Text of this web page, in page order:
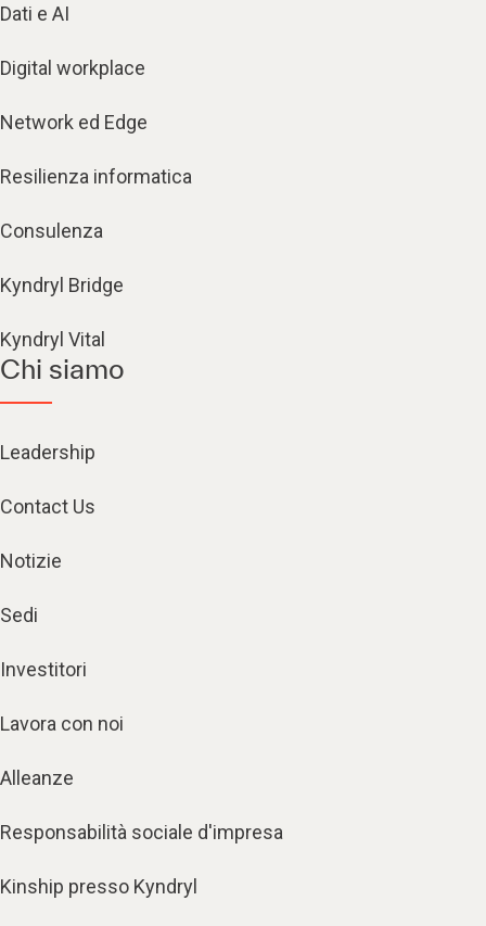
Dati e AI
Digital workplace
Network ed Edge
Resilienza informatica
Consulenza
Kyndryl Bridge
Kyndryl Vital
Chi siamo
Leadership
Contact Us
Notizie
Sedi
Investitori
Lavora con noi
Alleanze
Responsabilità sociale d'impresa
Kinship presso Kyndryl